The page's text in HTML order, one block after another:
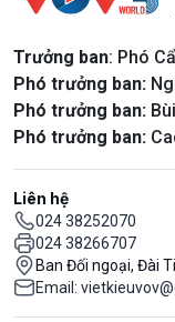
Trưởng ban: Phó
Phó trưởng ban:
Phó trưởng ban:
Phó trưởng ban:
Liên hệ
024 38252070
024 38266707
Ban Đối ngoại, Đài
Email: